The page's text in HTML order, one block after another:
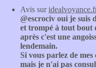
Avis sur
@escrociv oui je suis
et trompé à tout bout
après c'est une
lendemain.
Si vous parlez de
mais je n'ai pas